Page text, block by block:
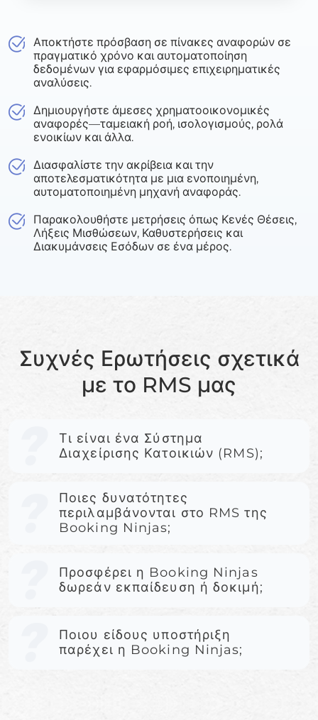
Αποκτήστε πρόσβαση σε πίνακες αναφορών σε
πραγματικό χρόνο και αυτοματοποίηση
δεδομένων για εφαρμόσιμες επιχειρηματικές
αναλύσεις.
Δημιουργήστε άμεσες χρηματοοικονομικές
αναφορές—ταμειακή ροή, ισολογισμούς, ρολά
ενοικίων και άλλα.
Διασφαλίστε την ακρίβεια και την
αποτελεσματικότητα με μια ενοποιημένη,
αυτοματοποιημένη μηχανή αναφοράς.
Παρακολουθήστε μετρήσεις όπως Κενές Θέσεις,
Λήξεις Μισθώσεων, Καθυστερήσεις και
Διακυμάνσεις Εσόδων σε ένα μέρος.
Συχνές Ερωτήσεις σχετικά
με το RMS μας
Τι είναι ένα Σύστημα
Διαχείρισης Κατοικιών (RMS);
Ποιες δυνατότητες
περιλαμβάνονται στο RMS της
Booking Ninjas;
Προσφέρει η Booking Ninjas
δωρεάν εκπαίδευση ή δοκιμή;
Ποιου είδους υποστήριξη
παρέχει η Booking Ninjas;